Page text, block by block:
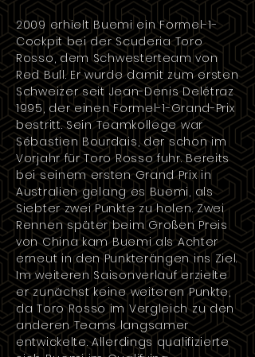
2009 erhielt Buemi ein Formel-1-
Cockpit bei derScuderia Toro
Rosso, dem Schwesterteam von
Red Bull. Er wurde damit zum ersten
Schweizer seitJean-Denis Delétraz
1995, der einen Formel-1-Grand-Prix
bestritt. Sein Teamkollege war
Sébastien Bourdais, der schon im
Vorjahr für Toro Rosso fuhr. Bereits
bei seinem ersten Grand Prix in
Australiengelang es Buemi, als
Siebter zwei Punkte zu holen. Zwei
Rennen später beimGroßen Preis
von Chinakam Buemi als Achter
erneut in den Punkterängen ins Ziel.
Im weiteren Saisonverlauf erzielte
er zunächst keine weiteren Punkte,
da Toro Rosso im Vergleich zu den
anderen Teams langsamer
entwickelte. Allerdings qualifizierte